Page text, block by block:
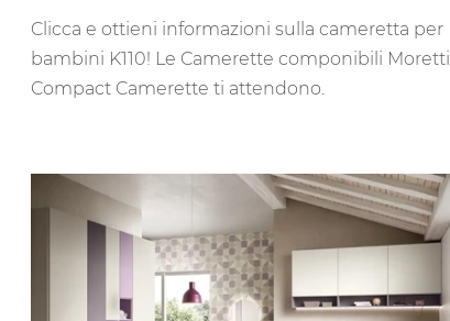
Clicca e ottieni informazioni sulla cameretta per
bambini K110! Le Camerette componibili Moretti
Compact Camerette ti attendono.